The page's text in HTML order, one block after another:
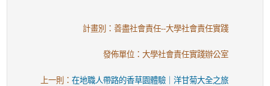
計畫別：善盡社會責任--大學社會責任實踐
發佈單位：大學社會責任實踐辦公室
上一則：在地職人帶路的香草園體驗｜洋甘菊大全之旅